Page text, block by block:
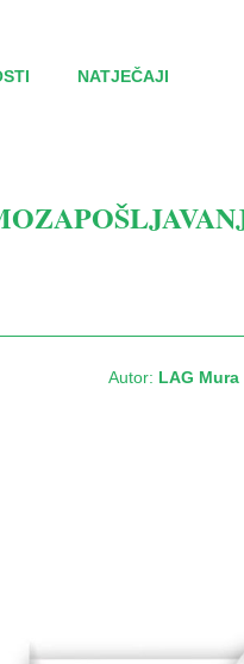
NATJEČAJI
Autor: LAG Mura